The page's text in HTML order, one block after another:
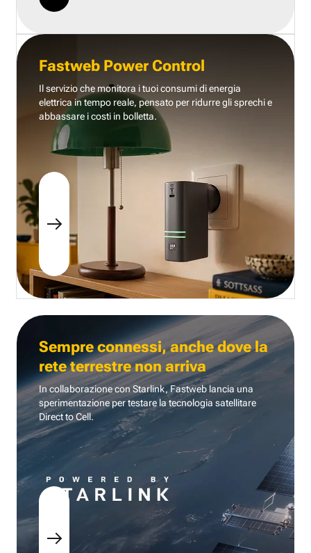
Fastweb Power Control
Il servizio che monitora i tuoi consumi di energia
elettrica in tempo reale, pensato per ridurre gli sprechi e
abbassare i costi in bolletta.
Sempre connessi, anche dove la
rete terrestre non arriva
In collaborazione con Starlink, Fastweb lancia una
sperimentazione per testare la tecnologia satellitare
Direct to Cell.